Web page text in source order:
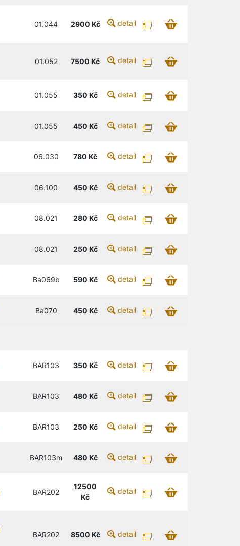
01.044 2900 Kč detail
01.052 7500 Kč detail
01.055 350 Kč detail
01.055 450 Kč detail
06.030 780 Kč detail
06.100 450 Kč detail
08.021 280 Kč detail
08.021 250 Kč detail
Ba069b 590 Kč detail
Ba070 450 Kč detail
BAR103 350 Kč detail
BAR103 480 Kč detail
BAR103 250 Kč detail
BAR103m 480 Kč detail
BAR202
12500
Kč
detail
BAR202 8500 Kč detail